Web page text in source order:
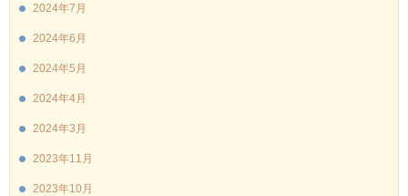
2024年7月
2024年6月
2024年5月
2024年4月
2024年3月
2023年11月
2023年10月